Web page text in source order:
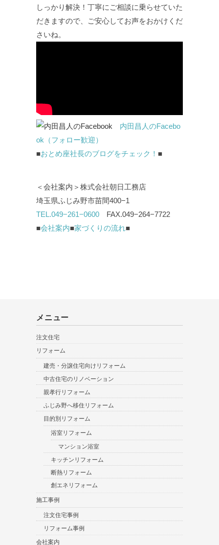
しっかり解決！丁寧にご相談に乗らせていた
だきますので、ご安心してお声をおかけくだ
さいね。
内田昌人のFacebo
ok（フォロー歓迎）
■おとめ座社長のブログをチェック！ ■
＜会社案内＞株式会社朝日工務店
埼玉県ふじみ野市苗間400−1
TEL.049−261−0600 FAX.049−264−7722
■会社案内■家づくりの流れ■
メニュー
注文住宅
リフォーム
建売・分譲住宅向けリフォーム
中古住宅のリノベーション
親孝行リフォーム
ふじみ野へ移住リフォーム
目的別リフォーム
浴室リフォーム
マンション浴室
キッチンリフォーム
断熱リフォーム
創エネリフォーム
施工事例
注文住宅事例
リフォーム事例
会社案内